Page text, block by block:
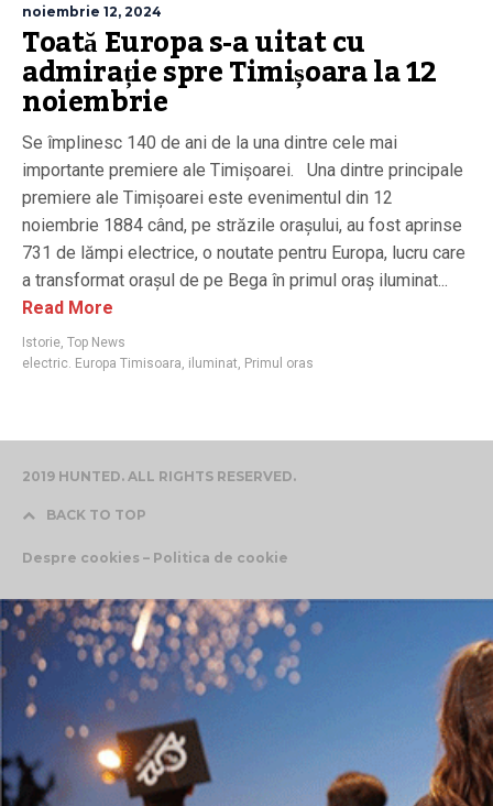
noiembrie 12, 2024
Toată Europa s-a uitat cu
admirație spre Timișoara la 12
noiembrie
Se împlinesc 140 de ani de la una dintre cele mai
importante premiere ale Timișoarei. Una dintre principale
premiere ale Timișoarei este evenimentul din 12
noiembrie 1884 când, pe străzile orașului, au fost aprinse
731 de lămpi electrice, o noutate pentru Europa, lucru care
a transformat orașul de pe Bega în primul oraș iluminat...
Read More
Istorie Top News
electric. Europa Timisoara iluminat Primul oras
2019 HUNTED. ALL RIGHTS RESERVED.
BACK TO TOP
Despre cookies – Politica de cookie